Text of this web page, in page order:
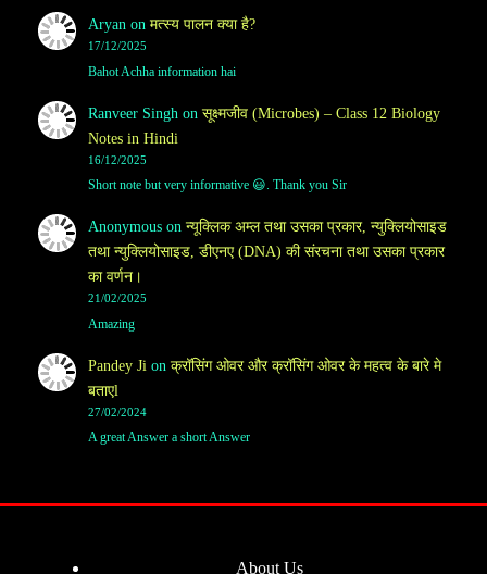
Aryanon मत्स्य पालन क्या है?
17/12/2025
Bahot Achha information hai
Ranveer Singh on सूक्ष्मजीव (Microbes) – Class 12 Biology
Notes in Hindi
16/12/2025
Short note but very informative 😃. Thank you Sir
Anonymouson न्यूक्लिक अम्ल तथा उसका प्रकार, न्युक्लियोसाइड
तथा न्युक्लियोसाइड, डीएनए (DNA) की संरचना तथा उसका प्रकार
का वर्णन।
21/02/2025
Amazing
Pandey Ji on क्रॉसिंग ओवर और क्रॉसिंग ओवर के महत्व के बारे मे
बताएl
27/02/2024
A great Answer a short Answer
About Us